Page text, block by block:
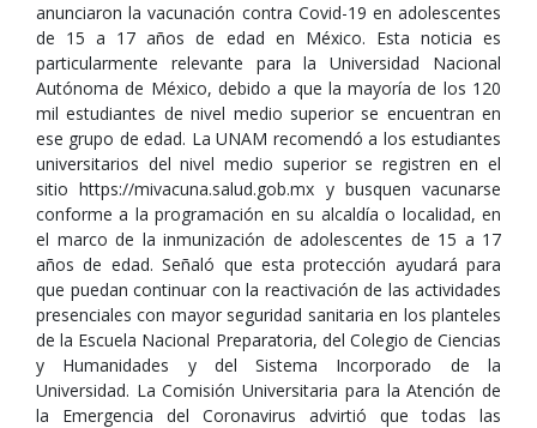
anunciaron la vacunación contra Covid-19 en adolescentes
de 15 a 17 años de edad en México. Esta noticia es
particularmente relevante para la Universidad Nacional
Autónoma de México, debido a que la mayoría de los 120
mil estudiantes de nivel medio superior se encuentran en
ese grupo de edad. La UNAM recomendó a los estudiantes
universitarios del nivel medio superior se registren en el
sitio https://mivacuna.salud.gob.mx y busquen vacunarse
conforme a la programación en su alcaldía o localidad, en
el marco de la inmunización de adolescentes de 15 a 17
años de edad. Señaló que esta protección ayudará para
que puedan continuar con la reactivación de las actividades
presenciales con mayor seguridad sanitaria en los planteles
de la Escuela Nacional Preparatoria, del Colegio de Ciencias
y Humanidades y del Sistema Incorporado de la
Universidad. La Comisión Universitaria para la Atención de
la Emergencia del Coronavirus advirtió que todas las